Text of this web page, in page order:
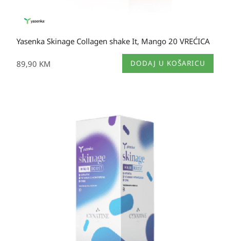
Yasenka Skinage Collagen shake It, Mango 20 VREĆICA
89,90 KM DODAJ U KOŠARICU